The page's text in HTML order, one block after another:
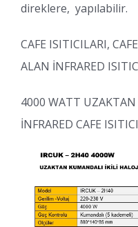
direklere, yapılabilir.
CAFE ISITICILARI,
ALAN İNFRARED
4000 WATT
İNFRARED CAFE